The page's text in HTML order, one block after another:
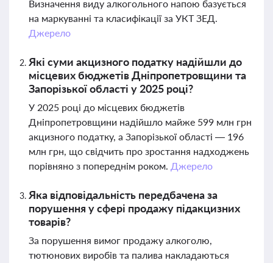
Визначення виду алкогольного напою базується
на маркуванні та класифікації за УКТ ЗЕД.
Джерело
Які суми акцизного податку надійшли до
місцевих бюджетів Дніпропетровщини та
Запорізької області у 2025 році?
У 2025 році до місцевих бюджетів
Дніпропетровщини надійшло майже 599 млн грн
акцизного податку, а Запорізької області — 196
млн грн, що свідчить про зростання надходжень
порівняно з попереднім роком. Джерело
Яка відповідальність передбачена за
порушення у сфері продажу підакцизних
товарів?
За порушення вимог продажу алкоголю,
тютюнових виробів та палива накладаються